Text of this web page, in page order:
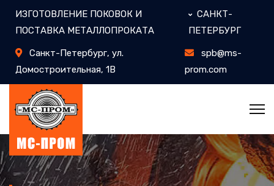
ИЗГОТОВЛЕНИЕ ПОКОВОК И
ПОСТАВКА МЕТАЛЛОПРОКАТА
САНКТ-
ПЕТЕРБУРГ
Санкт-Петербург, ул.
Домостроительная, 1В
spb@ms-
prom.com